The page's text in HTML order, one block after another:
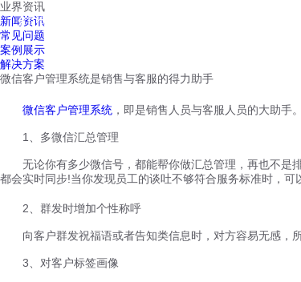
红鹰工作手机
业界资讯
新闻资讯
常见问题
案例展示
解决方案
微信客户管理系统是销售与客服的得力助手
微信客户管理系统 ，即是销售人员与客服人员的大助手
1、多微信汇总管理
无论你有多少微信号，都能帮你做汇总管理，再也不是排
都会实时同步!当你发现员工的谈吐不够符合服务标准时，
2、群发时增加个性称呼
向客户群发祝福语或者告知类信息时，对方容易无感，
3、对客户标签画像